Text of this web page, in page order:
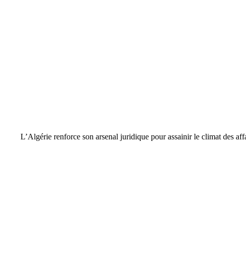
L’Algérie renforce son arsenal juridique pour assainir le climat des